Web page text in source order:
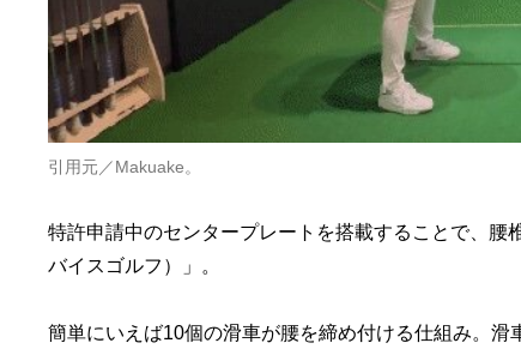
引用元／Makuake。
特許申請中のセンタープレートを搭載することで、腰
バイスゴルフ）」。
簡単にいえば10個の滑車が腰を締め付ける仕組み。